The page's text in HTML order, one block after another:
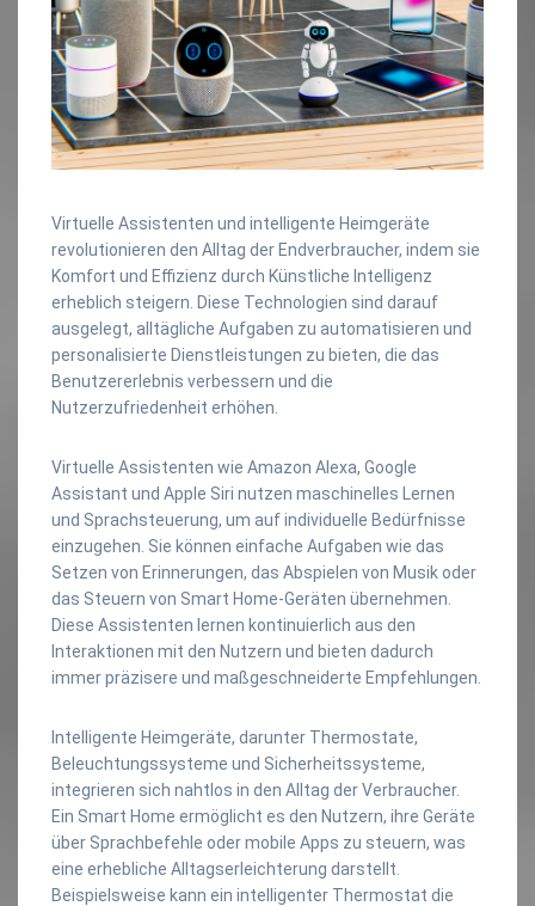
Virtuelle Assistenten und intelligente Heimgeräte
revolutionieren den Alltag der Endverbraucher, indem sie
Komfort und Effizienz durch Künstliche Intelligenz
erheblich steigern. Diese Technologien sind darauf
ausgelegt, alltägliche Aufgaben zu automatisieren und
personalisierte Dienstleistungen zu bieten, die das
Benutzererlebnis verbessern und die
Nutzerzufriedenheit erhöhen.
Virtuelle Assistenten wie Amazon Alexa, Google
Assistant und Apple Siri nutzen maschinelles Lernen
und Sprachsteuerung, um auf individuelle Bedürfnisse
einzugehen. Sie können einfache Aufgaben wie das
Setzen von Erinnerungen, das Abspielen von Musik oder
das Steuern von Smart Home-Geräten übernehmen.
Diese Assistenten lernen kontinuierlich aus den
Interaktionen mit den Nutzern und bieten dadurch
immer präzisere und maßgeschneiderte Empfehlungen.
Intelligente Heimgeräte, darunter Thermostate,
Beleuchtungssysteme und Sicherheitssysteme,
integrieren sich nahtlos in den Alltag der Verbraucher.
Ein Smart Home ermöglicht es den Nutzern, ihre Geräte
über Sprachbefehle oder mobile Apps zu steuern, was
eine erhebliche Alltagserleichterung darstellt.
Beispielsweise kann ein intelligenter Thermostat die